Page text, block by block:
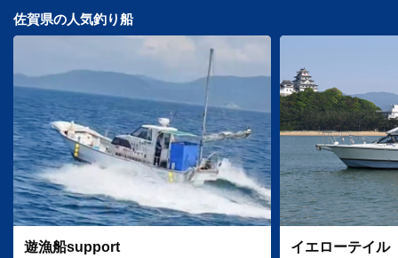
佐賀県の人気釣り船
遊漁船support イエローテイル